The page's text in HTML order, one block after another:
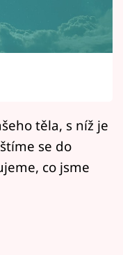
těla, s níž je
se do
co jsme